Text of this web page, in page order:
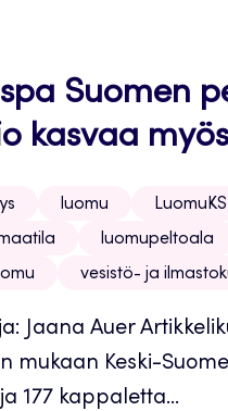
Suomen
kasvaa
luomu LuomuKS
luomupeltoala
vesistö- ja
Jaana Auer
mukaan Keski-
177 kappaletta...